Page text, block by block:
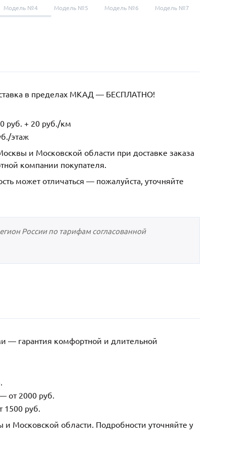
Модель №4 Модель №5 Модель №6 Модель №7
в пределах МКАД — БЕСПЛАТНО!
руб. + 20 руб./км
этаж
и Московской области при доставке заказа
компании покупателя.
может отличаться — пожалуйста, уточняйте
России по тарифам согласованной
— гарантия комфортной и длительной
от 2000 руб.
1500 руб.
и Московской области. Подробности уточняйте у